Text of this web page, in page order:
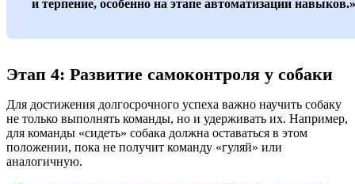
и терпение, особенно на этапе автоматизации навыков.»
Этап 4: Развитие самоконтроля у собаки
Для достижения долгосрочного успеха важно научить собаку
не только выполнять команды, но и удерживать их. Например,
для команды «сидеть» собака должна оставаться в этом
положении, пока не получит команду «гуляй» или
аналогичную.